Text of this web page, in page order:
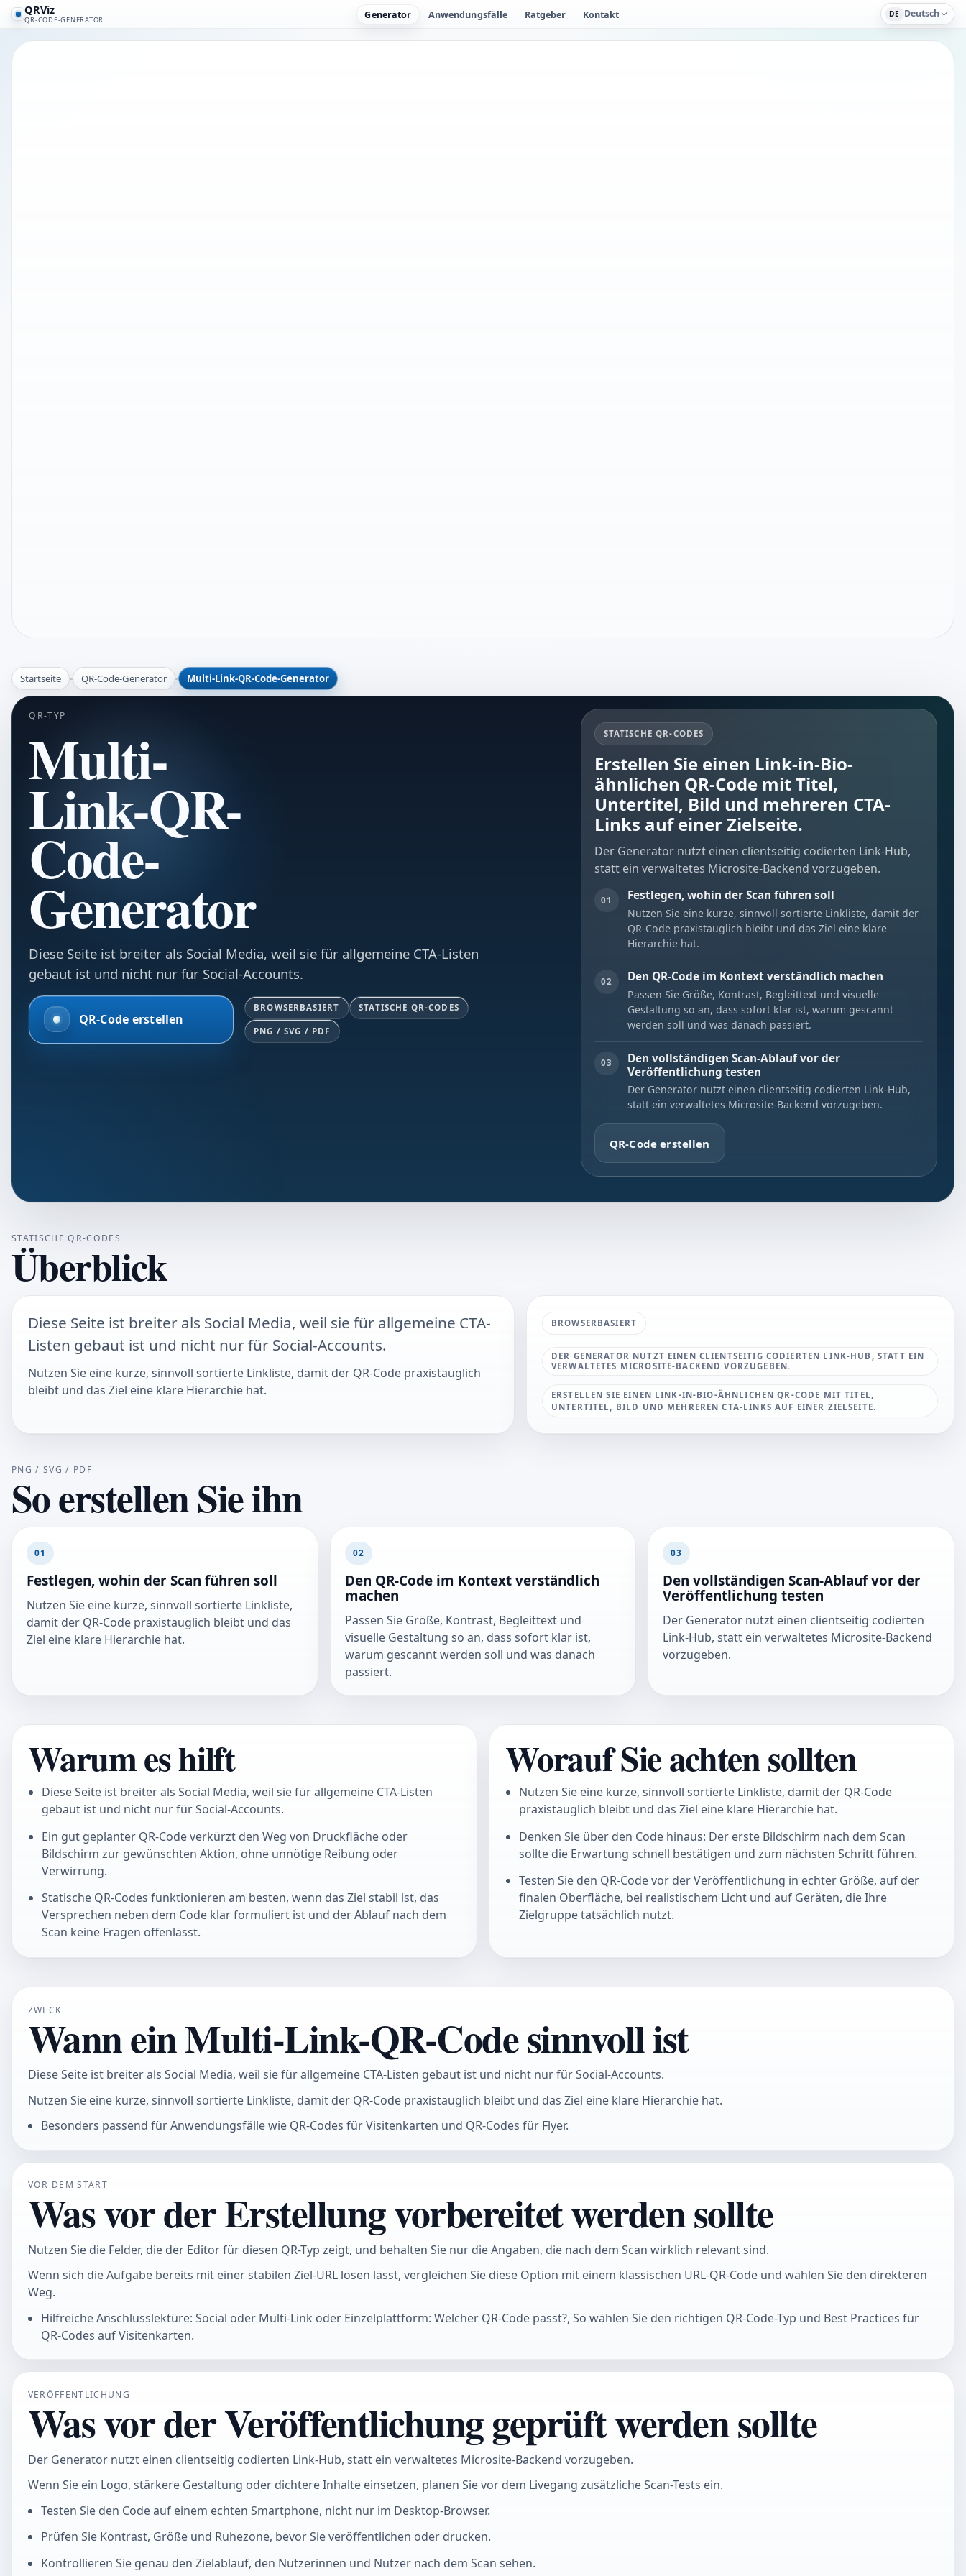
QRViz
QR-CODE-GENERATOR Generator Anwendungsfälle Ratgeber Kontakt DE Deutsch
Startseite QR-Code-Generator Multi-Link-QR-Code-Generator
QR-TYP
Multi-
Link-QR-
Code-
Generator
Diese Seite ist breiter als Social Media, weil sie für allgemeine CTA-Listen
gebaut ist und nicht nur für Social-Accounts.
QR-Code erstellen
BROWSERBASIERT STATISCHE QR-CODES
PNG / SVG / PDF
STATISCHE QR-CODES
Erstellen Sie einen Link-in-Bio-
ähnlichen QR-Code mit Titel,
Untertitel, Bild und mehreren CTA-
Links auf einer Zielseite.
Der Generator nutzt einen clientseitig codierten Link-Hub,
statt ein verwaltetes Microsite-Backend vorzugeben.
01 Festlegen, wohin der Scan führen soll
Nutzen Sie eine kurze, sinnvoll sortierte Linkliste, damit der
QR-Code praxistauglich bleibt und das Ziel eine klare
Hierarchie hat.
02 Den QR-Code im Kontext verständlich machen
Passen Sie Größe, Kontrast, Begleittext und visuelle
Gestaltung so an, dass sofort klar ist, warum gescannt
werden soll und was danach passiert.
03
Den vollständigen Scan-Ablauf vor der
Veröffentlichung testen
Der Generator nutzt einen clientseitig codierten Link-Hub,
statt ein verwaltetes Microsite-Backend vorzugeben.
QR-Code erstellen
STATISCHE QR-CODES
Überblick
Diese Seite ist breiter als Social Media, weil sie für allgemeine CTA-
Listen gebaut ist und nicht nur für Social-Accounts.
Nutzen Sie eine kurze, sinnvoll sortierte Linkliste, damit der QR-Code praxistauglich
bleibt und das Ziel eine klare Hierarchie hat.
BROWSERBASIERT
DER GENERATOR NUTZT EINEN CLIENTSEITIG CODIERTEN LINK-HUB, STATT EIN
VERWALTETES MICROSITE-BACKEND VORZUGEBEN.
ERSTELLEN SIE EINEN LINK-IN-BIO-ÄHNLICHEN QR-CODE MIT TITEL,
UNTERTITEL, BILD UND MEHREREN CTA-LINKS AUF EINER ZIELSEITE.
PNG / SVG / PDF
So erstellen Sie ihn
01
Festlegen, wohin der Scan führen soll
Nutzen Sie eine kurze, sinnvoll sortierte Linkliste,
damit der QR-Code praxistauglich bleibt und das
Ziel eine klare Hierarchie hat.
02
Den QR-Code im Kontext verständlich
machen
Passen Sie Größe, Kontrast, Begleittext und
visuelle Gestaltung so an, dass sofort klar ist,
warum gescannt werden soll und was danach
passiert.
03
Den vollständigen Scan-Ablauf vor der
Veröffentlichung testen
Der Generator nutzt einen clientseitig codierten
Link-Hub, statt ein verwaltetes Microsite-Backend
vorzugeben.
Warum es hilft
Diese Seite ist breiter als Social Media, weil sie für allgemeine CTA-Listen
gebaut ist und nicht nur für Social-Accounts.
Ein gut geplanter QR-Code verkürzt den Weg von Druckfläche oder
Bildschirm zur gewünschten Aktion, ohne unnötige Reibung oder
Verwirrung.
Statische QR-Codes funktionieren am besten, wenn das Ziel stabil ist, das
Versprechen neben dem Code klar formuliert ist und der Ablauf nach dem
Scan keine Fragen offenlässt.
Worauf Sie achten sollten
Nutzen Sie eine kurze, sinnvoll sortierte Linkliste, damit der QR-Code
praxistauglich bleibt und das Ziel eine klare Hierarchie hat.
Denken Sie über den Code hinaus: Der erste Bildschirm nach dem Scan
sollte die Erwartung schnell bestätigen und zum nächsten Schritt führen.
Testen Sie den QR-Code vor der Veröffentlichung in echter Größe, auf der
finalen Oberfläche, bei realistischem Licht und auf Geräten, die Ihre
Zielgruppe tatsächlich nutzt.
ZWECK
Wann ein Multi-Link-QR-Code sinnvoll ist
Diese Seite ist breiter als Social Media, weil sie für allgemeine CTA-Listen gebaut ist und nicht nur für Social-Accounts.
Nutzen Sie eine kurze, sinnvoll sortierte Linkliste, damit der QR-Code praxistauglich bleibt und das Ziel eine klare Hierarchie hat.
Besonders passend für Anwendungsfälle wie QR-Codes für Visitenkarten und QR-Codes für Flyer.
VOR DEM START
Was vor der Erstellung vorbereitet werden sollte
Nutzen Sie die Felder, die der Editor für diesen QR-Typ zeigt, und behalten Sie nur die Angaben, die nach dem Scan wirklich relevant sind.
Wenn sich die Aufgabe bereits mit einer stabilen Ziel-URL lösen lässt, vergleichen Sie diese Option mit einem klassischen URL-QR-Code und wählen Sie den direkteren
Weg.
Hilfreiche Anschlusslektüre: Social oder Multi-Link oder Einzelplattform: Welcher QR-Code passt?, So wählen Sie den richtigen QR-Code-Typ und Best Practices für
QR-Codes auf Visitenkarten.
VERÖFFENTLICHUNG
Was vor der Veröffentlichung geprüft werden sollte
Der Generator nutzt einen clientseitig codierten Link-Hub, statt ein verwaltetes Microsite-Backend vorzugeben.
Wenn Sie ein Logo, stärkere Gestaltung oder dichtere Inhalte einsetzen, planen Sie vor dem Livegang zusätzliche Scan-Tests ein.
Testen Sie den Code auf einem echten Smartphone, nicht nur im Desktop-Browser.
Prüfen Sie Kontrast, Größe und Ruhezone, bevor Sie veröffentlichen oder drucken.
Kontrollieren Sie genau den Zielablauf, den Nutzerinnen und Nutzer nach dem Scan sehen.